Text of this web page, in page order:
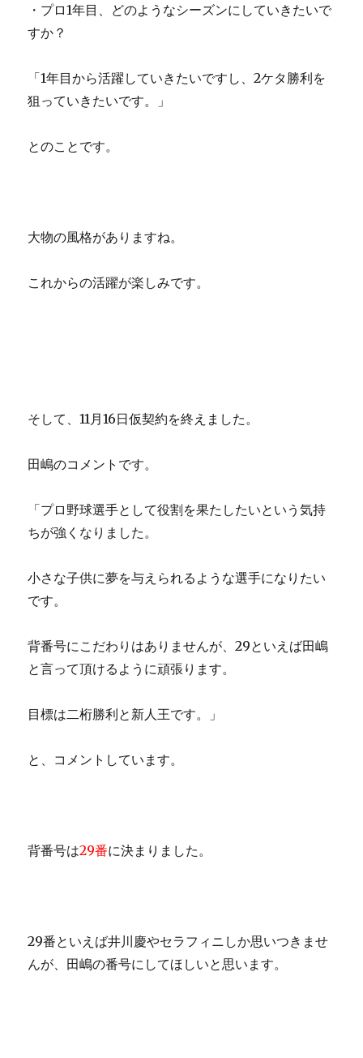
・プロ1年目、どのようなシーズンにしていきたいで
すか？
「1年目から活躍していきたいですし、2ケタ勝利を
狙っていきたいです。」
とのことです。
大物の風格がありますね。
これからの活躍が楽しみです。
そして、11月16日仮契約を終えました。
田嶋のコメントです。
「プロ野球選手として役割を果たしたいという気持
ちが強くなりました。
小さな子供に夢を与えられるような選手になりたい
です。
背番号にこだわりはありませんが、29といえば田嶋
と言って頂けるように頑張ります。
目標は二桁勝利と新人王です。」
と、コメントしています。
背番号は29番に決まりました。
29番といえば井川慶やセラフィニしか思いつきませ
んが、田嶋の番号にしてほしいと思います。